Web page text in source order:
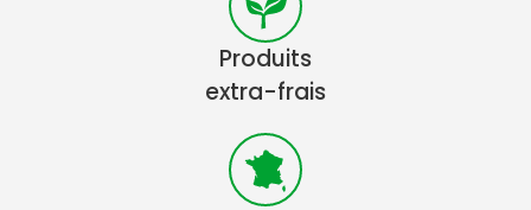
Produits
extra-frais